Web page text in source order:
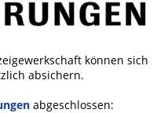
können sich
absichern.
abgeschlossen: